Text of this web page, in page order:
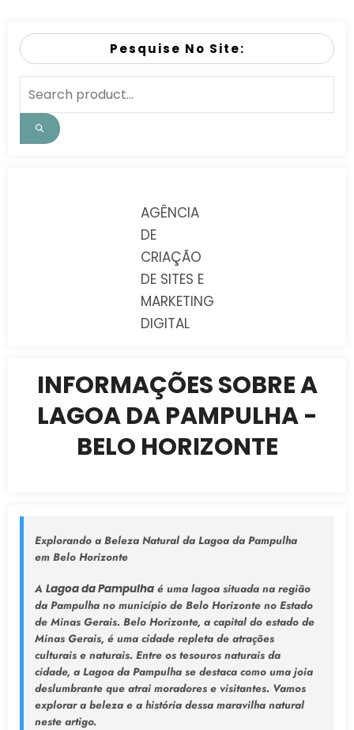
Pesquise No Site:
AGÊNCIA
DE
CRIAÇÃO
DE SITES E
MARKETING
DIGITAL
INFORMAÇÕES SOBRE A
LAGOA DA PAMPULHA -
BELO HORIZONTE
Explorando a Beleza Natural da Lagoa da Pampulha
em Belo Horizonte
A Lagoa da Pampulha é uma lagoa situada na região
da Pampulha no município de Belo Horizonte no Estado
de Minas Gerais. Belo Horizonte, a capital do estado de
Minas Gerais, é uma cidade repleta de atrações
culturais e naturais. Entre os tesouros naturais da
cidade, a Lagoa da Pampulha se destaca como uma joia
deslumbrante que atrai moradores e visitantes. Vamos
explorar a beleza e a história dessa maravilha natural
neste artigo.